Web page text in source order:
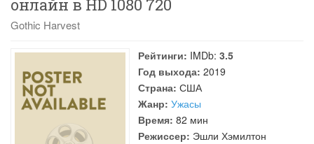
онлайн в HD 1080 720
Gothic Harvest
Рейтинги: IMDb: 3.5
Год выхода: 2019
Страна: США
Жанр: Ужасы
Время: 82 мин
Режиссер: Эшли Хэмилтон